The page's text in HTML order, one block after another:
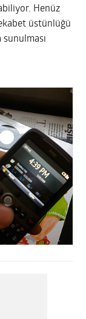
Henüz
üstünlüğü